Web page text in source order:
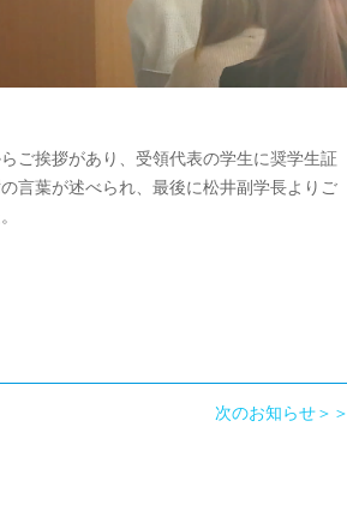
ご挨拶があり、受領代表の学生に奨学生証
言葉が述べられ、最後に松井副学長よりご
次のお知らせ＞＞